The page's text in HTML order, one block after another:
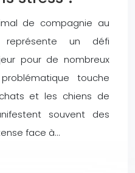
de compagnie au
un défi
pour de nombreux
touche
et les chiens de
souvent des
face à…